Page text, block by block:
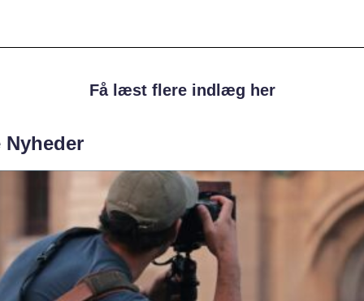
Få læst flere indlæg her
Nyheder